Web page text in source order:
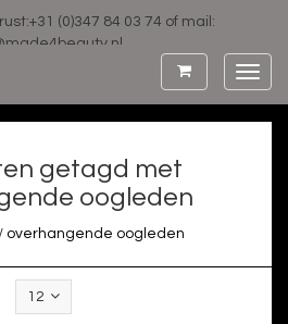
(0)347 84 03 74 of mail:
getagd met
oogleden
overhangende oogleden
12